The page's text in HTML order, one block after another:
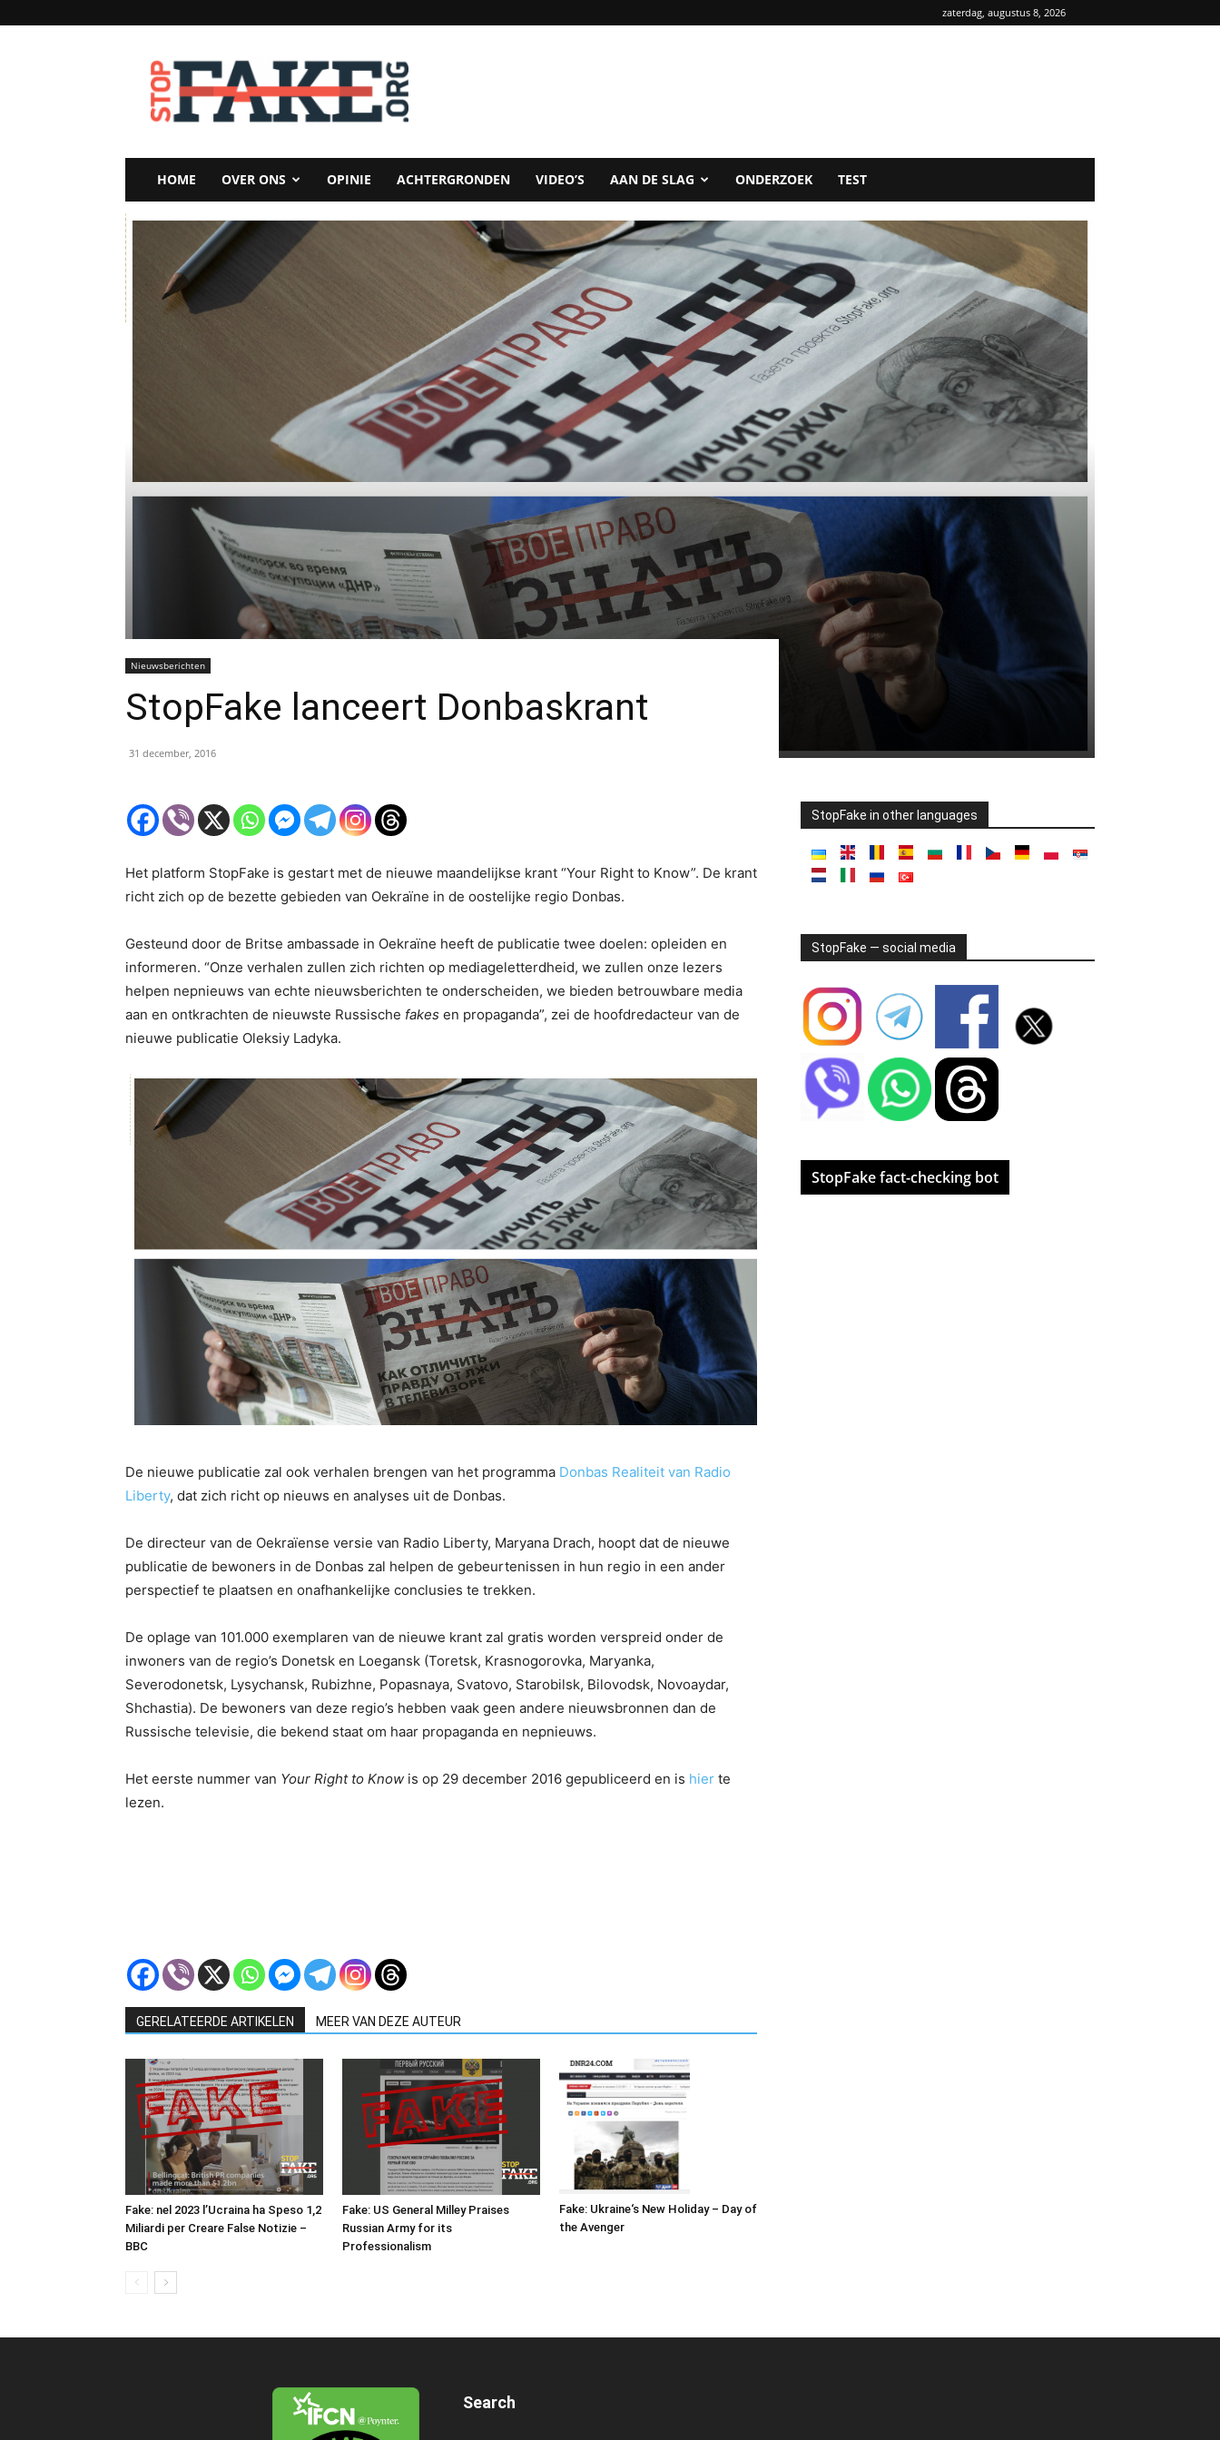
zaterdag, augustus 8, 2026
StopFake
HOME OVER ONS OPINIE ACHTERGRONDEN VIDEO’S AAN DE SLAG ONDERZOEK TEST
Nieuwsberichten
StopFake lanceert Donbaskrant
31 december, 2016
Het platform StopFake is gestart met de nieuwe maandelijkse krant “Your Right to Know”. De krant
richt zich op de bezette gebieden van Oekraïne in de oostelijke regio Donbas.
Gesteund door de Britse ambassade in Oekraïne heeft de publicatie twee doelen: opleiden en
informeren. “Onze verhalen zullen zich richten op mediageletterdheid, we zullen onze lezers
helpen nepnieuws van echte nieuwsberichten te onderscheiden, we bieden betrouwbare media
aan en ontkrachten de nieuwste Russische fakes en propaganda”, zei de hoofdredacteur van de
nieuwe publicatie Oleksiy Ladyka.
De nieuwe publicatie zal ook verhalen brengen van het programma Donbas Realiteit van Radio
Liberty, dat zich richt op nieuws en analyses uit de Donbas.
De directeur van de Oekraïense versie van Radio Liberty, Maryana Drach, hoopt dat de nieuwe
publicatie de bewoners in de Donbas zal helpen de gebeurtenissen in hun regio in een ander
perspectief te plaatsen en onafhankelijke conclusies te trekken.
De oplage van 101.000 exemplaren van de nieuwe krant zal gratis worden verspreid onder de
inwoners van de regio’s Donetsk en Loegansk (Toretsk, Krasnogorovka, Maryanka,
Severodonetsk, Lysychansk, Rubizhne, Popasnaya, Svatovo, Starobilsk, Bilovodsk, Novoaydar,
Shchastia). De bewoners van deze regio’s hebben vaak geen andere nieuwsbronnen dan de
Russische televisie, die bekend staat om haar propaganda en nepnieuws.
Het eerste nummer van Your Right to Know is op 29 december 2016 gepubliceerd en is hier te
lezen.
GERELATEERDE ARTIKELEN MEER VAN DEZE AUTEUR
Fake: nel 2023 l’Ucraina ha Speso 1,2
Miliardi per Creare False Notizie –
BBC
Fake: US General Milley Praises
Russian Army for its
Professionalism
Fake: Ukraine‘s New Holiday – Day of
the Avenger
StopFake in other languages
StopFake — social media
StopFake fact-checking bot
Search